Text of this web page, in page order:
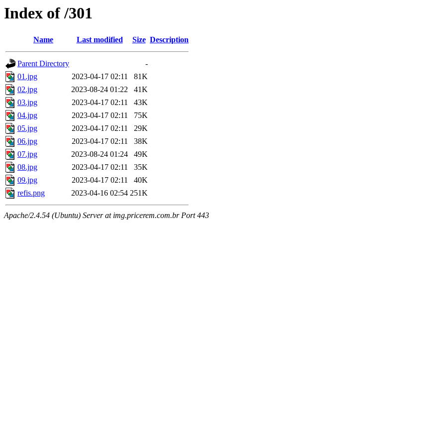
Index of /301
Name Last modified Size Description
Parent Directory
-
01.jpg
2023-04-17 02:11
81K
02.jpg
2023-08-24 01:22
41K
03.jpg
2023-04-17 02:11
43K
04.jpg
2023-04-17 02:11
75K
05.jpg
2023-04-17 02:11
29K
06.jpg
2023-04-17 02:11
38K
07.jpg
2023-08-24 01:24
49K
08.jpg
2023-04-17 02:11
35K
09.jpg
2023-04-17 02:11
40K
refis.png
2023-04-16 02:54 251K
Apache/2.4.54 (Ubuntu) Server at img.pricerem.com.br Port 443